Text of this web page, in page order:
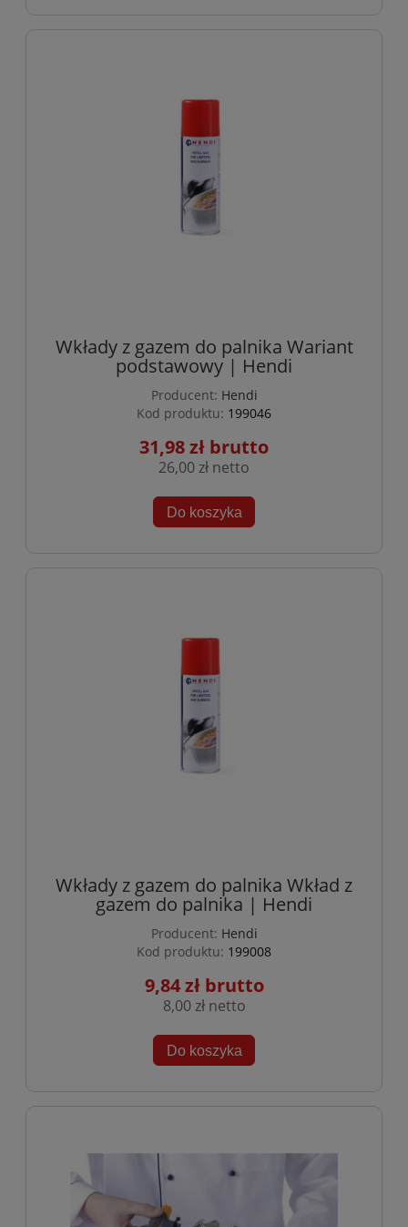
Wkłady z gazem do palnika Wariant
podstawowy | Hendi
Producent: Hendi
Kod produktu: 199046
31,98 zł
26,00 zł
Do koszyka
Wkłady z gazem do palnika Wkład z
gazem do palnika | Hendi
Producent: Hendi
Kod produktu: 199008
9,84 zł
8,00 zł
Do koszyka